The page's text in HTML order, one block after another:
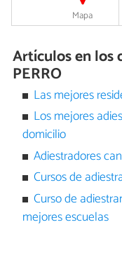
Mapa
Artículos en los
PERRO
Las mejores
Los mejores
domicilio
Adiestradores
Cursos de
Curso de
mejores escuelas